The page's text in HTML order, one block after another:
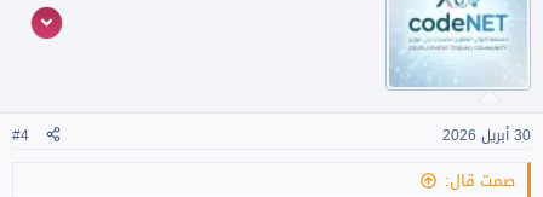
ب
ي 30 أبريل 2026 #4
صمت قال: